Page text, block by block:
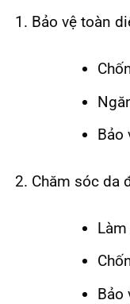
Bảo vệ toàn
Bảo
Chăm sóc da
Bảo